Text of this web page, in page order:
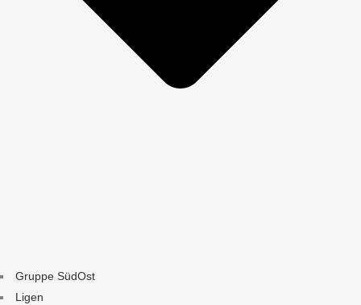
Gruppe SüdOst
Ligen